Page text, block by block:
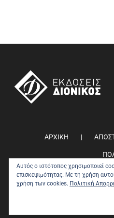
ΑΡΧΙΚΗ
Αυτός ο ιστότοπος χρησιμοποιεί
επισκεψιμότητας. Με τη χρήση
χρήση των cookies. Πολιτική